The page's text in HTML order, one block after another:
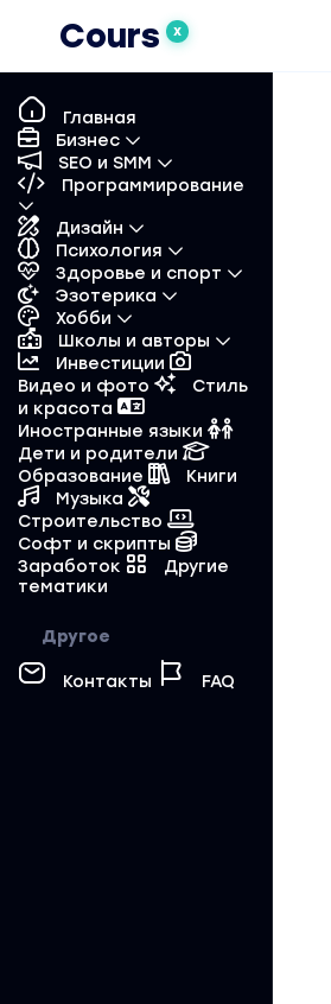
Cours X
Главная
Бизнес
SEO и SMM
Программирование
Дизайн
Психология
Здоровье и спорт
Эзотерика
Хобби
Школы и авторы
Инвестиции
Видео и фото
Стиль
и красота
Иностранные языки
Дети и родители
Образование
Книги
Музыка
Строительство
Софт и скрипты
Заработок
Другие
тематики
Другое
Контакты FAQ